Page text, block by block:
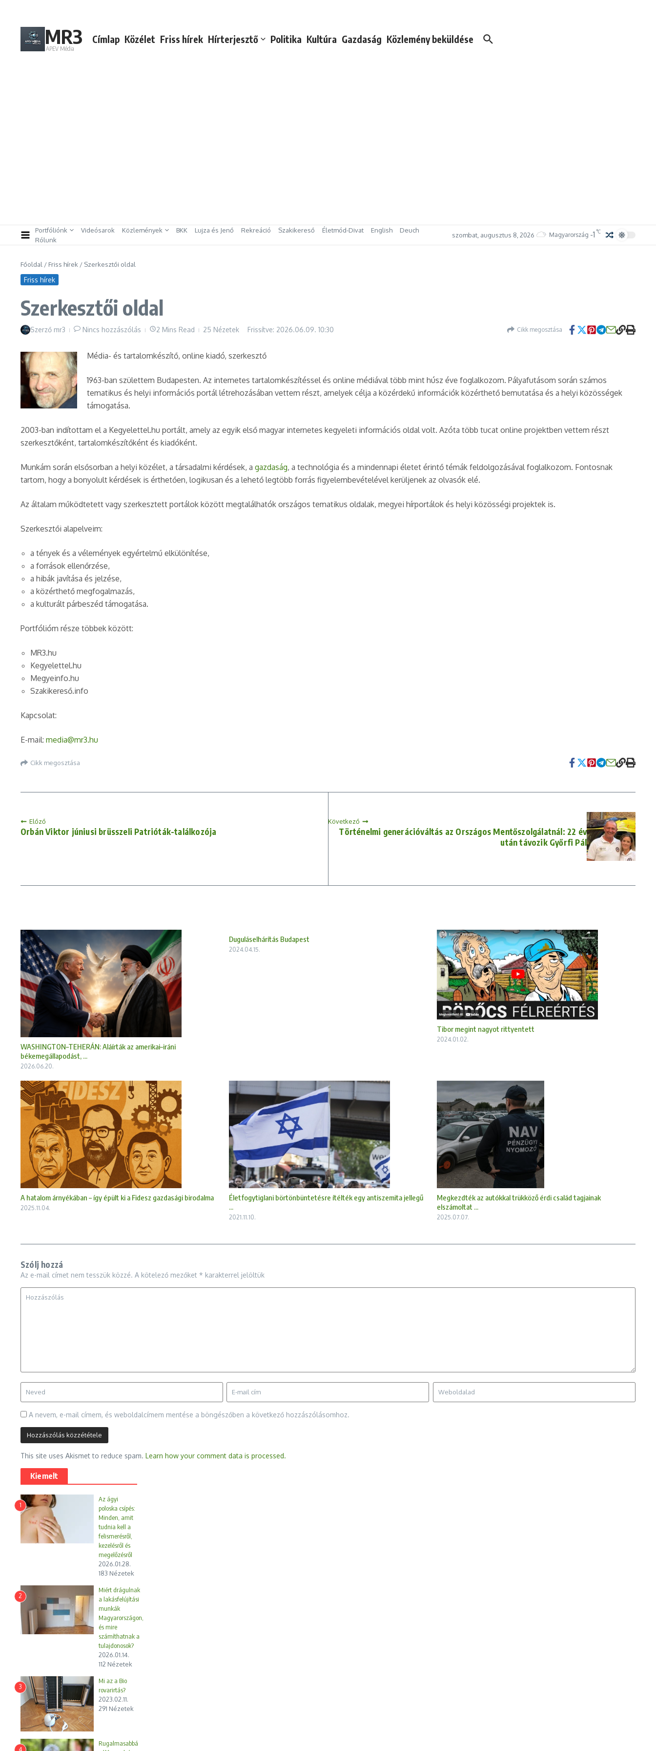
MR3
APEV Média
Címlap Közélet Friss hírek Hírterjesztő Politika Kultúra Gazdaság Közlemény beküldése
Portfóliónk Videósarok Közlemények BKK Lujza és Jenő Rekreáció Szakikereső Életmód-Divat English
Deuch
Rólunk
szombat, augusztus 8, 2026 Magyarország -1 °C
Főoldal / Friss hírek / Szerkesztői oldal
Friss hírek
Szerkesztői oldal
Szerző mr3 Nincs hozzászólás 2 Mins Read 25 Nézetek Frissítve: 2026.06.09. 10:30 Cikk megosztása
Média- és tartalomkészítő, online kiadó, szerkesztő
1963-ban születtem Budapesten. Az internetes tartalomkészítéssel és online médiával több mint húsz éve foglalkozom. Pályafutásom során számos
tematikus és helyi információs portál létrehozásában vettem részt, amelyek célja a közérdekű információk közérthető bemutatása és a helyi közösségek
támogatása.
2003-ban indítottam el a Kegyelettel.hu portált, amely az egyik első magyar internetes kegyeleti információs oldal volt. Azóta több tucat online projektben vettem részt
szerkesztőként, tartalomkészítőként és kiadóként.
Munkám során elsősorban a helyi közélet, a társadalmi kérdések, a gazdaság, a technológia és a mindennapi életet érintő témák feldolgozásával foglalkozom. Fontosnak
tartom, hogy a bonyolult kérdések is érthetően, logikusan és a lehető legtöbb forrás figyelembevételével kerüljenek az olvasók elé.
Az általam működtetett vagy szerkesztett portálok között megtalálhatók országos tematikus oldalak, megyei hírportálok és helyi közösségi projektek is.
Szerkesztői alapelveim:
a tények és a vélemények egyértelmű elkülönítése,
a források ellenőrzése,
a hibák javítása és jelzése,
a közérthető megfogalmazás,
a kulturált párbeszéd támogatása.
Portfólióm része többek között:
MR3.hu
Kegyelettel.hu
Megyeinfo.hu
Szakikereső.info
Kapcsolat:
E-mail: media@mr3.hu
Cikk megosztása
Előző
Orbán Viktor júniusi brüsszeli Patrióták-találkozója
Következő
Történelmi generációváltás az Országos Mentőszolgálatnál: 22 év
után távozik Győrfi Pál
WASHINGTON–TEHERÁN: Aláírták az amerikai–iráni
békemegállapodást, ...
2026.06.20.
Duguláselhárítás Budapest
2024.04.15.
Tibor megint nagyot rittyentett
2024.01.02.
A hatalom árnyékában – így épült ki a Fidesz gazdasági birodalma
2025.11.04.
Életfogytiglani börtönbüntetésre ítélték egy antiszemita jellegű
2021.11.10.
Megkezdték az autókkal trükköző érdi család tagjainak
elszámoltat ...
2025.07.07.
Szólj hozzá
Az e-mail címet nem tesszük közzé. A kötelező mezőket * karakterrel jelöltük
A nevem, e-mail címem, és weboldalcímem mentése a böngészőben a következő hozzászólásomhoz.
This site uses Akismet to reduce spam. Learn how your comment data is processed.
Kiemelt
1
Az ágyi
poloska csípés:
Minden, amit
tudnia kell a
felismerésről,
kezelésről és
megelőzésről
2026.01.28.
183 Nézetek
2
Miért drágulnak
a lakásfelújítási
munkák
Magyarországon,
és mire
számíthatnak a
tulajdonosok?
2026.01.14.
112 Nézetek
3
Mi az a Bio
rovarirtás?
2023.02.11.
291 Nézetek
4
Rugalmasabbá